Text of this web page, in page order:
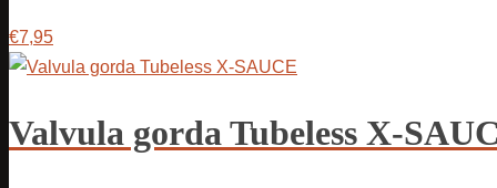
€7,95
Valvula gorda Tubeless X-